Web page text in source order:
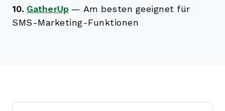
10. GatherUp — Am besten geeignet für
SMS-Marketing-Funktionen